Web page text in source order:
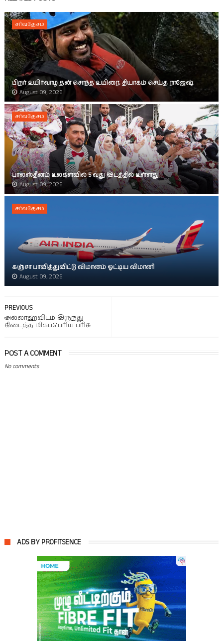
சர்வதேசம்
பிறர் உயிர்வாழ தன் சொந்த உயிரை, தியாகம் செய்த ராஜேஷ்
August 09, 2026
சர்வதேசம்
பாலஸ்தீனம் உலகளவில் 5 வது இடத்தில் உள்ளது
August 09, 2026
சர்வதேசம்
கஞ்சா பாவித்துவிட்டு விமானம் ஓட்டிய விமானி
August 09, 2026
PREVIOUS
அல்லாஹ்விடம் இருந்து
கிடைத்த மிகப்பெரிய பரிசு
POST A COMMENT
No comments
ADS BY PROFITSENCE